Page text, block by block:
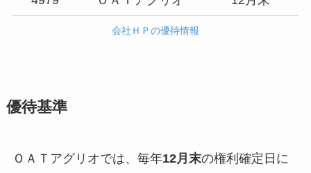
会社ＨＰの優待情報
優待基準
ＯＡＴアグリオでは、毎年12月末の権利確定日に